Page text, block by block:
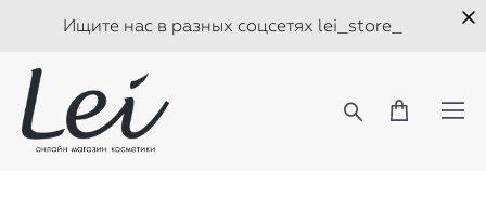
Ищите нас в разных соцсетях lei_store_